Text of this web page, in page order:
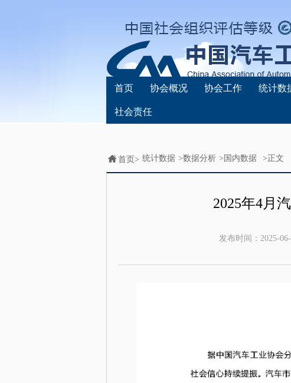
首页 协会概况 协会工作 统计数
社会责任
首页> 统计数据 >数据分析 > 国内数据 >正文
2025年4月
发布时间： 2025-